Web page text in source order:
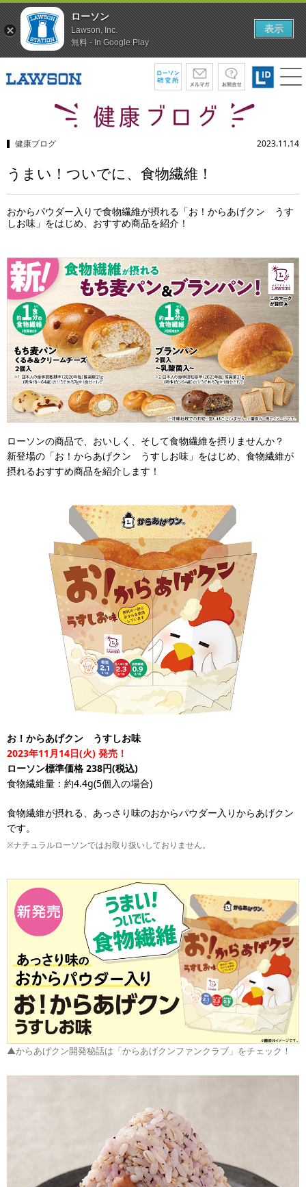
健康ブログ 2023.11.14
うまい！ついでに、食物繊維！
おからパウダー入りで食物繊維が摂れる「お！からあげクン うす
しお味」をはじめ、おすすめ商品を紹介！
ローソンの商品で、おいしく、そして食物繊維を摂りませんか？
新登場の「お！からあげクン うすしお味」をはじめ、食物繊維が
摂れるおすすめ商品を紹介します！
お！からあげクン うすしお味
2023年11月14日(火) 発売！
ローソン標準価格 238円(税込)
食物繊維量：約4.4g(5個入の場合)
食物繊維が摂れる、あっさり味のおからパウダー入りからあげクン
です。
※ナチュラルローソンではお取り扱いしておりません。
▲からあげクン開発秘話は「からあげクンファンクラブ」をチェック！
ローソン
Lawson, Inc.
無料 - In Google Play
表示